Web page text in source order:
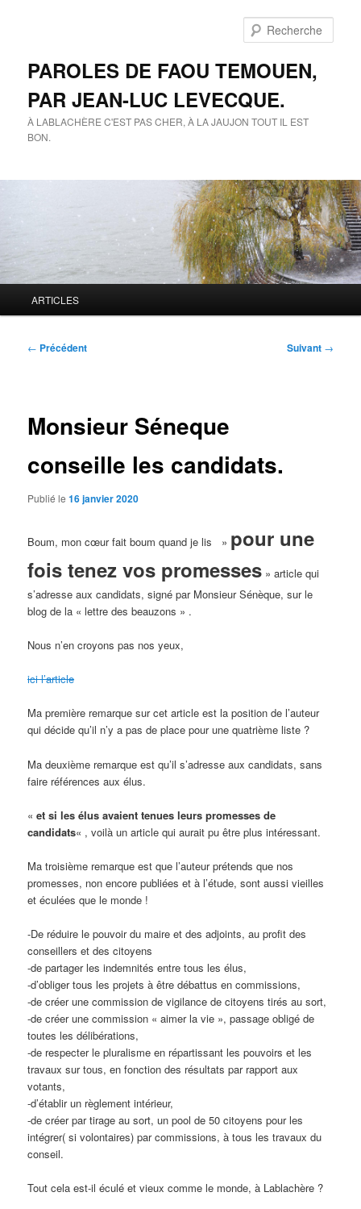
PAROLES DE FAOU TEMOUEN,
PAR JEAN-LUC LEVECQUE.
À LABLACHÈRE C'EST PAS CHER, À LA JAUJON TOUT IL EST
BON.
principal
ARTICLES
Navigation
← Précédent Suivant →
Monsieur Séneque
conseille les candidats.
Publié le16 janvier 2020
Boum, mon cœur fait boum quand je lis » pour une
fois tenez vos promesses » article qui
s’adresse aux candidats, signé par Monsieur Sénèque, sur le
blog de la « lettre des beauzons » .
Nous n’en croyons pas nos yeux,
ici l’article
Ma première remarque sur cet article est la position de l’auteur
qui décide qu’il n’y a pas de place pour une quatrième liste ?
Ma deuxième remarque est qu’il s’adresse aux candidats, sans
faire références aux élus.
«et si les élus avaient tenues leurs promesses de
candidats« , voilà un article qui aurait pu être plus intéressant.
Ma troisième remarque est que l’auteur prétends que nos
promesses, non encore publiées et à l’étude, sont aussi vieilles
et éculées que le monde !
-De réduire le pouvoir du maire et des adjoints, au profit des
conseillers et des citoyens
-de partager les indemnités entre tous les élus,
-d’obliger tous les projets à être débattus en commissions,
-de créer une commission de vigilance de citoyens tirés au sort,
-de créer une commission « aimer la vie », passage obligé de
toutes les délibérations,
-de respecter le pluralisme en répartissant les pouvoirs et les
travaux sur tous, en fonction des résultats par rapport aux
votants,
-d’établir un règlement intérieur,
-de créer par tirage au sort, un pool de 50 citoyens pour les
intégrer( si volontaires) par commissions, à tous les travaux du
conseil.
Tout cela est-il éculé et vieux comme le monde, à Lablachère ?